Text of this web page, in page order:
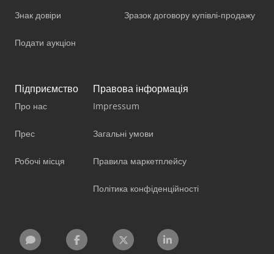
Знак довіри
Подати аукціон
Зразок договору купівлі-продажу
Підприємство
Про нас
Прес
Робочі місця
Правова інформація
Impressum
Загальні умови
Правила маркетплейсу
Політика конфіденційності